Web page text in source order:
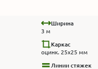
Ширина
3 м
Каркас
оцинк. 25х25 мм
Линии стяжек